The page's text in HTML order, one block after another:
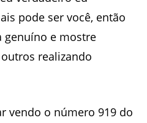
pode ser você, então
genuíno e mostre
realizando
vendo o número 919 do